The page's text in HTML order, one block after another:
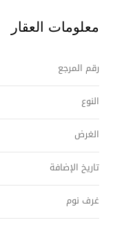
معلومات العقار
رقم المرجع
النوع
الغرض
تاريخ الإضافة
غرف نوم